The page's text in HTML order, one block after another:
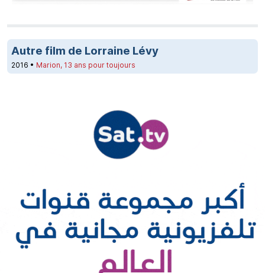
Autre film de Lorraine Lévy
2016 • Marion, 13 ans pour toujours